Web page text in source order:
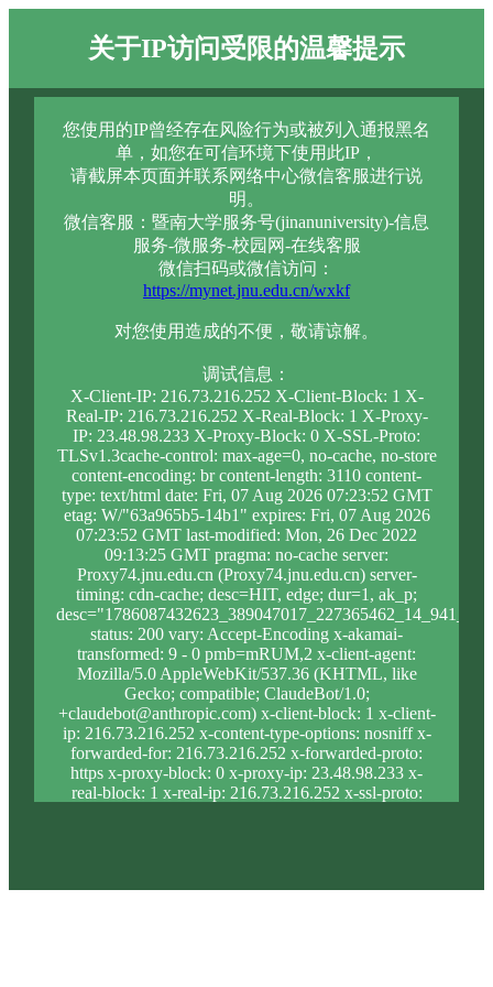
关于IP访问受限的温馨提示
您使用的IP曾经存在风险行为或被列入通报黑名
单，如您在可信环境下使用此IP，
请截屏本页面并联系网络中心微信客服进行说
明。
微信客服：暨南大学服务号(jinanuniversity)-信息
服务-微服务-校园网-在线客服
微信扫码或微信访问：
https://mynet.jnu.edu.cn/wxkf
对您使用造成的不便，敬请谅解。
调试信息：
X-Client-IP: 216.73.216.252 X-Client-Block: 1 X-
Real-IP: 216.73.216.252 X-Real-Block: 1 X-Proxy-
IP: 23.48.98.233 X-Proxy-Block: 0 X-SSL-Proto:
TLSv1.3cache-control: max-age=0, no-cache, no-store
content-encoding: br content-length: 3110 content-
type: text/html date: Fri, 07 Aug 2026 07:23:52 GMT
etag: W/"63a965b5-14b1" expires: Fri, 07 Aug 2026
07:23:52 GMT last-modified: Mon, 26 Dec 2022
09:13:25 GMT pragma: no-cache server:
Proxy74.jnu.edu.cn (Proxy74.jnu.edu.cn) server-
timing: cdn-cache; desc=HIT, edge; dur=1, ak_p;
status: 200 vary: Accept-Encoding x-akamai-
transformed: 9 - 0 pmb=mRUM,2 x-client-agent:
Mozilla/5.0 AppleWebKit/537.36 (KHTML, like
Gecko; compatible; ClaudeBot/1.0;
+claudebot@anthropic.com) x-client-block: 1 x-client-
ip: 216.73.216.252 x-content-type-options: nosniff x-
forwarded-for: 216.73.216.252 x-forwarded-proto:
https x-proxy-block: 0 x-proxy-ip: 23.48.98.233 x-
real-block: 1 x-real-ip: 216.73.216.252 x-ssl-proto: